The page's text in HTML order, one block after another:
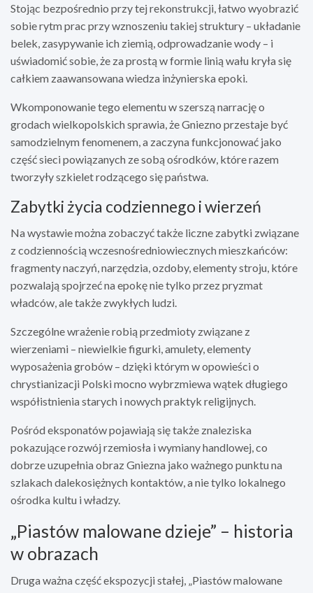
Stojąc bezpośrednio przy tej rekonstrukcji, łatwo wyobrazić
sobie rytm prac przy wznoszeniu takiej struktury – układanie
belek, zasypywanie ich ziemią, odprowadzanie wody – i
uświadomić sobie, że za prostą w formie linią wału kryła się
całkiem zaawansowana wiedza inżynierska epoki.
Wkomponowanie tego elementu w szerszą narrację o
grodach wielkopolskich sprawia, że Gniezno przestaje być
samodzielnym fenomenem, a zaczyna funkcjonować jako
część sieci powiązanych ze sobą ośrodków, które razem
tworzyły szkielet rodzącego się państwa.
Zabytki życia codziennego i wierzeń
Na wystawie można zobaczyć także liczne zabytki związane
z codziennością wczesnośredniowiecznych mieszkańców:
fragmenty naczyń, narzędzia, ozdoby, elementy stroju, które
pozwalają spojrzeć na epokę nie tylko przez pryzmat
władców, ale także zwykłych ludzi.
Szczególne wrażenie robią przedmioty związane z
wierzeniami – niewielkie figurki, amulety, elementy
wyposażenia grobów – dzięki którym w opowieści o
chrystianizacji Polski mocno wybrzmiewa wątek długiego
współistnienia starych i nowych praktyk religijnych.
Pośród eksponatów pojawiają się także znaleziska
pokazujące rozwój rzemiosła i wymiany handlowej, co
dobrze uzupełnia obraz Gniezna jako ważnego punktu na
szlakach dalekosiężnych kontaktów, a nie tylko lokalnego
ośrodka kultu i władzy.
„Piastów malowane dzieje” – historia
w obrazach
Druga ważna część ekspozycji stałej, „Piastów malowane